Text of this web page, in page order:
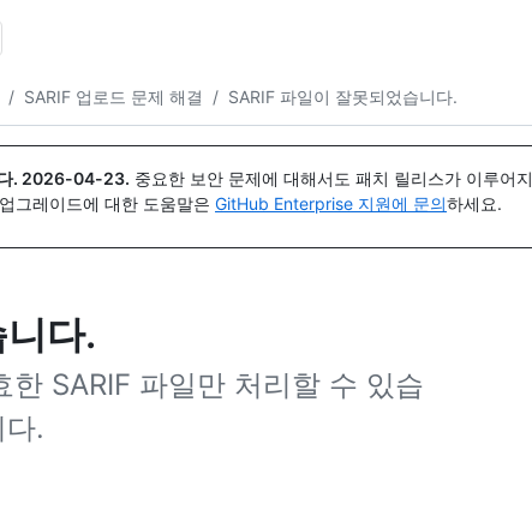
/ SARIF 업로드 문제 해결 / SARIF 파일이 잘못되었습니다.
. 2026-04-23. 중요한 보안 문제에 대해서도 패치 릴리스가 이루어
그레이드에 대한 도움말은 GitHub Enterprise 지원에 문의하세요.
다.
SARIF 파일만 처리할 수 있습
.